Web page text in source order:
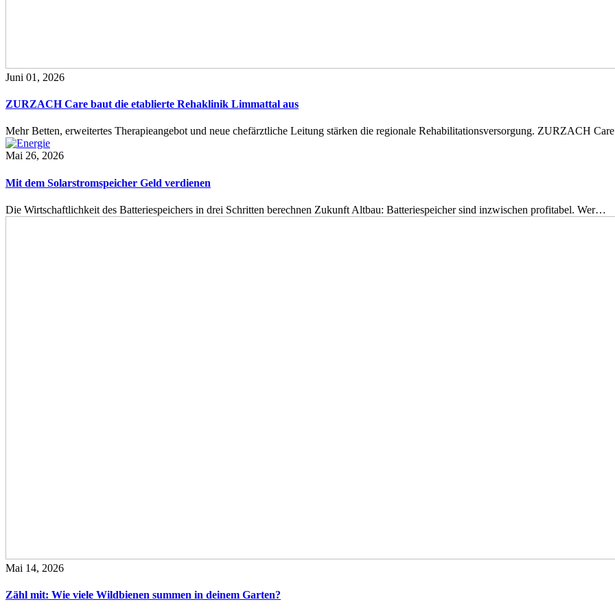
Juni 01, 2026
ZURZACH Care baut die etablierte Rehaklinik Limmattal aus
Mehr Betten, erweitertes Therapieangebot und neue chefärztliche Leitung stärken die regionale Rehabilitationsversorgung. ZURZACH
Mai 26, 2026
Mit dem Solarstromspeicher Geld verdienen
Die Wirtschaftlichkeit des Batteriespeichers in drei Schritten berechnen Zukunft Altbau: Batteriespeicher sind inzwischen profitabel. Wer…
Mai 14, 2026
Zähl mit: Wie viele Wildbienen summen in deinem Garten?